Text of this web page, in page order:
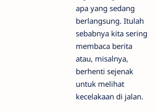
apa yang sedang
berlangsung. Itulah
sebabnya kita sering
membaca berita
atau, misalnya,
berhenti sejenak
untuk melihat
kecelakaan di jalan.